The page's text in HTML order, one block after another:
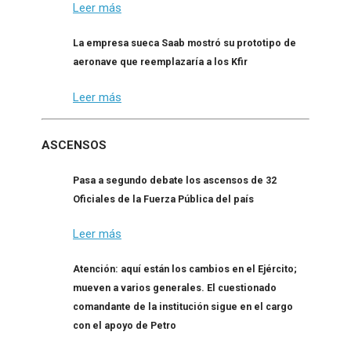
Leer más
La empresa sueca Saab mostró su prototipo de
aeronave que reemplazaría a los Kfir
Leer más
ASCENSOS
Pasa a segundo debate los ascensos de 32
Oficiales de la Fuerza Pública del país
Leer más
Atención: aquí están los cambios en el Ejército;
mueven a varios generales. El cuestionado
comandante de la institución sigue en el cargo
con el apoyo de Petro